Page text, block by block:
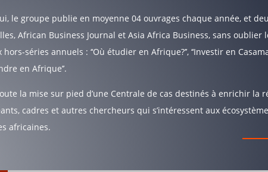
le groupe publie en moyenne 04 ouvrages chaque année, et
African Business Journal et Asia Africa Business, sans oublier
séries annuels : ‘‘Où étudier en Afrique?’’, ‘‘Investir en
en Afrique’’.
la mise sur pied d’une Centrale de cas destinés à enrichir la
cadres et autres chercheurs qui s’intéressent aux
africaines.